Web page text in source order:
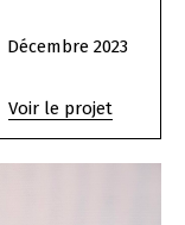
Décembre 2023
Voir le projet